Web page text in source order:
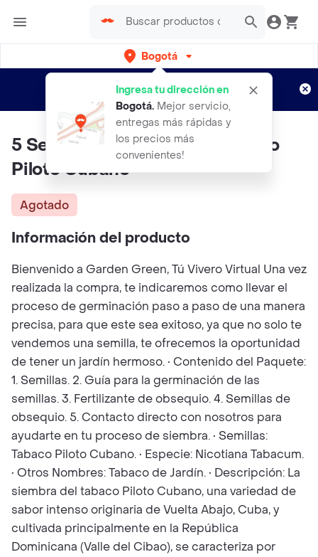
Bogotá
Ingresa tu dirección en
Bogotá. Mejor servicio,
entregas más rápidas y
los precios más
convenientes!
envíos gratis por semanas
Aplican TyC
5 Semillas Orgánicas De Tabaco
Piloto Cubano
Agotado
Información del producto
Bienvenido a Garden Green, Tú Vivero Virtual Una vez
realizada la compra, te indicaremos como llevar el
proceso de germinación paso a paso de una manera
precisa, para que este sea exitoso, ya que no solo te
vendemos una semilla, te ofrecemos la oportunidad
de tener un jardín hermoso. • Contenido del Paquete:
1. Semillas. 2. Guía para la germinación de las
semillas. 3. Fertilizante de obsequio. 4. Semillas de
obsequio. 5. Contacto directo con nosotros para
ayudarte en tu proceso de siembra. • Semillas:
Tabaco Piloto Cubano. • Especie: Nicotiana Tabacum.
• Otros Nombres: Tabaco de Jardín. • Descripción: La
siembra del tabaco Piloto Cubano, una variedad de
sabor intenso originaria de Vuelta Abajo, Cuba, y
cultivada principalmente en la República
Dominicana (Valle del Cibao), se caracteriza por